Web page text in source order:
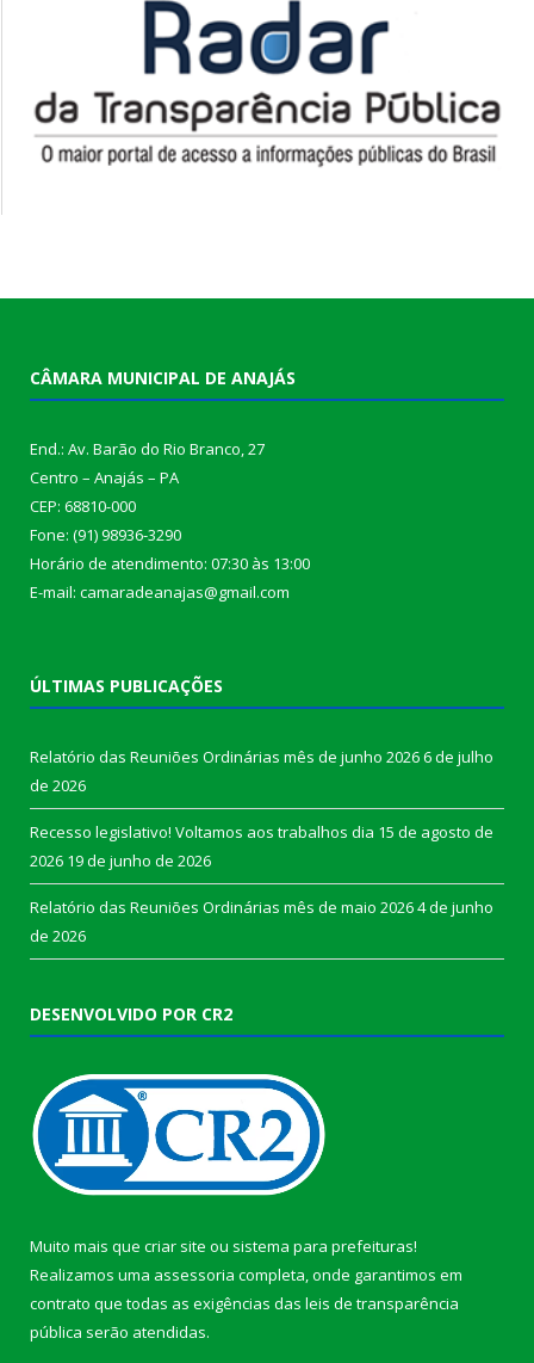
CÂMARA MUNICIPAL DE ANAJÁS
End.: Av. Barão do Rio Branco, 27
Centro – Anajás – PA
CEP: 68810-000
Fone: (91) 98936-3290
Horário de atendimento: 07:30 às 13:00
E-mail: camaradeanajas@gmail.com
ÚLTIMAS PUBLICAÇÕES
Relatório das Reuniões Ordinárias mês de junho 20266 de julho
de 2026
Recesso legislativo! Voltamos aos trabalhos dia 15 de agosto de
2026 19 de junho de 2026
Relatório das Reuniões Ordinárias mês de maio 20264 de junho
de 2026
DESENVOLVIDO POR CR2
Muito mais que criar site ou sistema para prefeituras!
Realizamos uma assessoria completa, onde garantimos em
contrato que todas as exigências das leis de transparência
pública serão atendidas.